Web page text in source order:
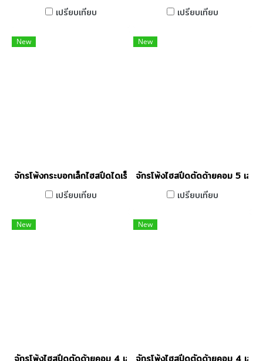
เปรียบเทียบ
เปรียบเทียบ
New
จักรโพ้งกระบอกเล็กไฮสปีดไดเร็ค 4 เส้น JACK รุ่น JK-797DI-4-
เปรียบเทียบ
New
จักรโพ้งไฮสปีดตัดด้ายคอม 5 เส้
เปรียบเทียบ
New New